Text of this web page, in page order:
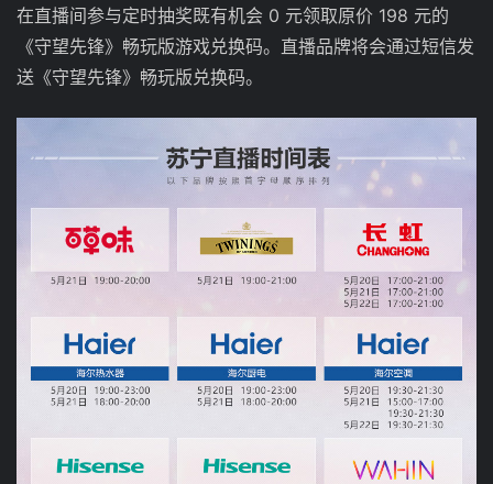
在直播间参与定时抽奖既有机会 0 元领取原价 198 元的
《守望先锋》畅玩版游戏兑换码。直播品牌将会通过短信发
送《守望先锋》畅玩版兑换码。